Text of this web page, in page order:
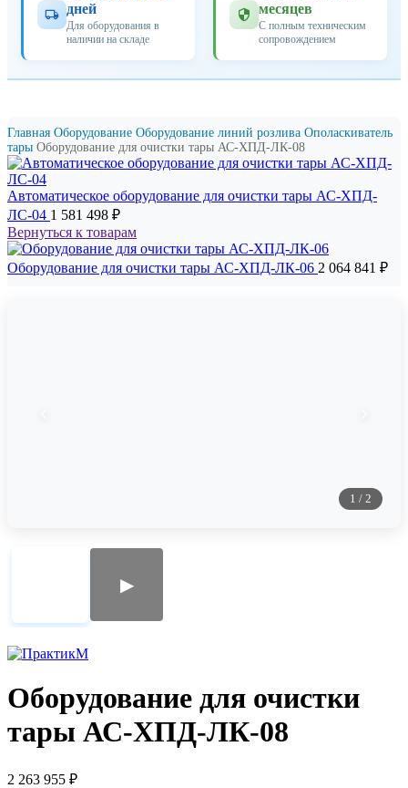
дней
Для оборудования в
наличии на складе
месяцев
С полным техническим
сопровождением
Главная Оборудование Оборудование линий розлива Ополаскиватель
тары Оборудование для очистки тары АС-ХПД-ЛК-08
Автоматическое оборудование для очистки тары АС-ХПД-
ЛС-04 1 581 498 ₽
Вернуться к товарам
Оборудование для очистки тары АС-ХПД-ЛК-06 2 064 841 ₽
1 / 2
▶
Оборудование для очистки
тары АС-ХПД-ЛК-08
2 263 955 ₽